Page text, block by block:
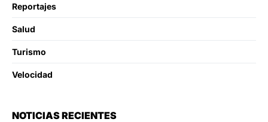
Reportajes
Salud
Turismo
Velocidad
NOTICIAS RECIENTES